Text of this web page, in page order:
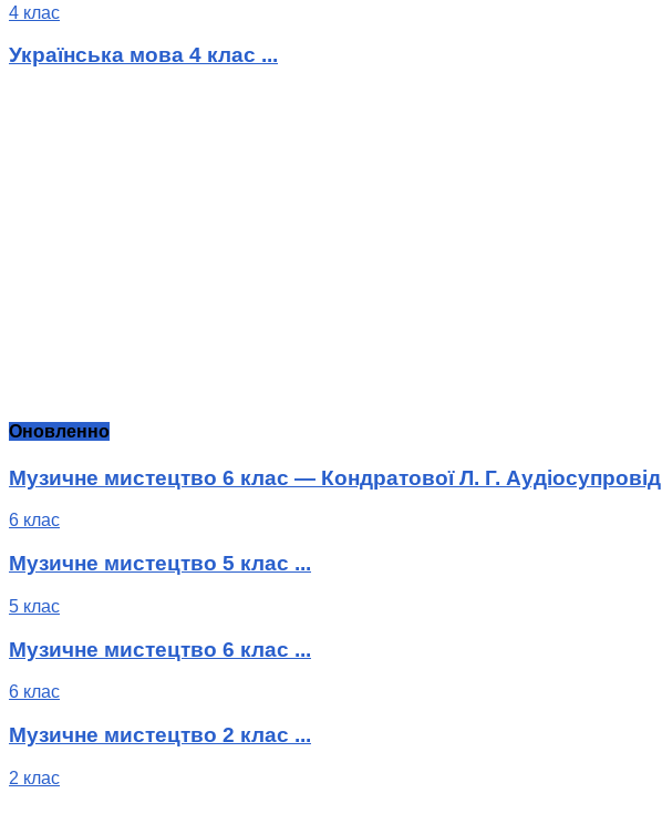
4 клас
Українська мова 4 клас ...
Оновленно
Музичне мистецтво 6 клас — Кондратової Л. Г. Аудіосупровід
6 клас
Музичне мистецтво 5 клас ...
5 клас
Музичне мистецтво 6 клас ...
6 клас
Музичне мистецтво 2 клас ...
2 клас